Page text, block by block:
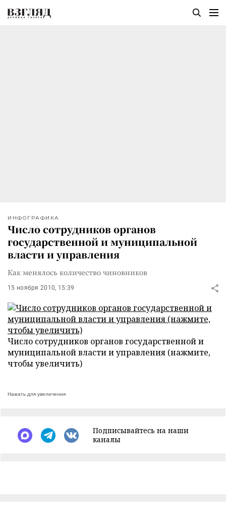
ИНФОГРАФИКА
Число сотрудников органов
государственной и муниципальной
власти и управления
Как менялось количество чиновников
15 ноября 2010, 15:39
Число сотрудников органов государственной и
муниципальной власти и управления (нажмите,
чтобы увеличить)
Нажать для увеличения
Подписывайтесь на наши
каналы